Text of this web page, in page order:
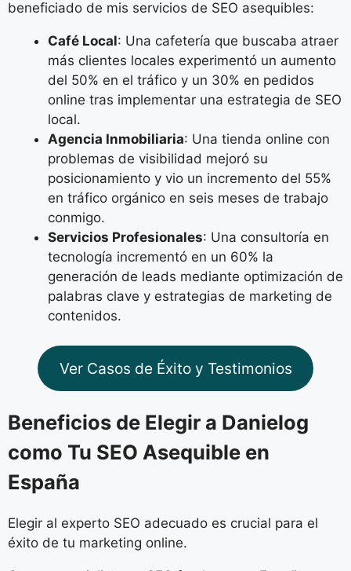
beneficiado de mis servicios de SEO asequibles:
Café Local: Una cafetería que buscaba atraer
más clientes locales experimentó un aumento
del 50% en el tráfico y un 30% en pedidos
online tras implementar una estrategia de SEO
local.
Agencia Inmobiliaria: Una tienda online con
problemas de visibilidad mejoró su
posicionamiento y vio un incremento del 55%
en tráfico orgánico en seis meses de trabajo
conmigo.
Servicios Profesionales: Una consultoría en
tecnología incrementó en un 60% la
generación de leads mediante optimización de
palabras clave y estrategias de marketing de
contenidos.
Ver Casos de Éxito y Testimonios
Beneficios de Elegir a Danielog
como Tu SEO Asequible en
España
Elegir al experto SEO adecuado es crucial para el
éxito de tu marketing online.